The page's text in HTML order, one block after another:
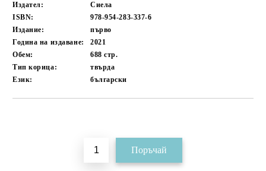
Издател:
Сиела
ISBN:
978-954-283-337-6
Издание:
първо
Година на издаване:
2021
Обем:
688стр.
Тип корица:
твърда
Език:
български